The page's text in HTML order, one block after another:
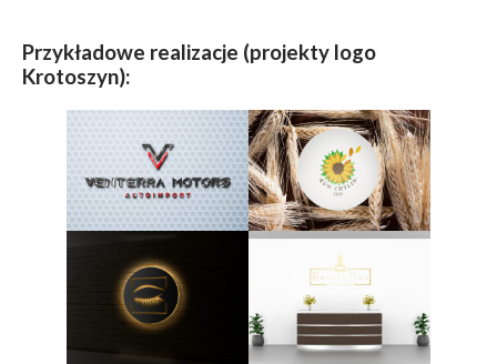
Przykładowe realizacje (projekty logo
Krotoszyn):